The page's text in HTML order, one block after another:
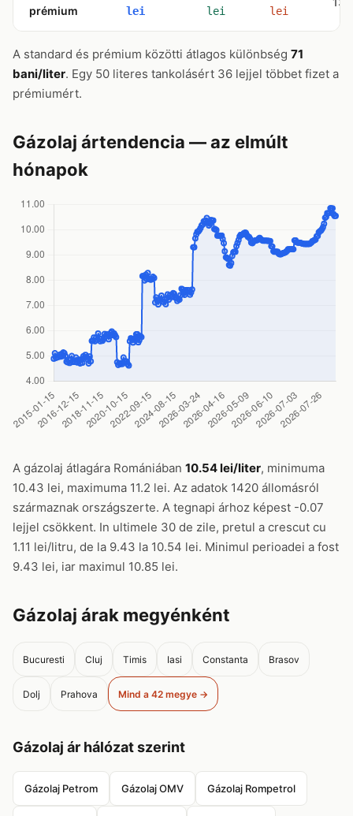
prémium lei lei lei
A standard és prémium közötti átlagos különbség 71
bani/liter. Egy 50 literes tankolásért 36 lejjel többet fizet a
prémiumért.
Gázolaj ártendencia — az elmúlt
hónapok
A gázolaj átlagára Romániában 10.54 lei/liter, minimuma
10.43 lei, maximuma 11.2 lei. Az adatok 1420 állomásról
származnak országszerte. A tegnapi árhoz képest -0.07
lejjel csökkent. In ultimele 30 de zile, pretul a crescut cu
1.11 lei/litru, de la 9.43 la 10.54 lei. Minimul perioadei a fost
9.43 lei, iar maximul 10.85 lei.
Gázolaj árak megyénként
Bucuresti Cluj Timis Iasi Constanta Brasov
Dolj Prahova Mind a 42 megye →
Gázolaj ár hálózat szerint
Gázolaj Petrom Gázolaj OMV Gázolaj Rompetrol